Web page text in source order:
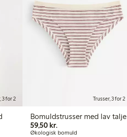
3 for 2 Trusser, 3 for 2
Bomuldstrusser med lav talje
59,50 kr.
Økologisk bomuld